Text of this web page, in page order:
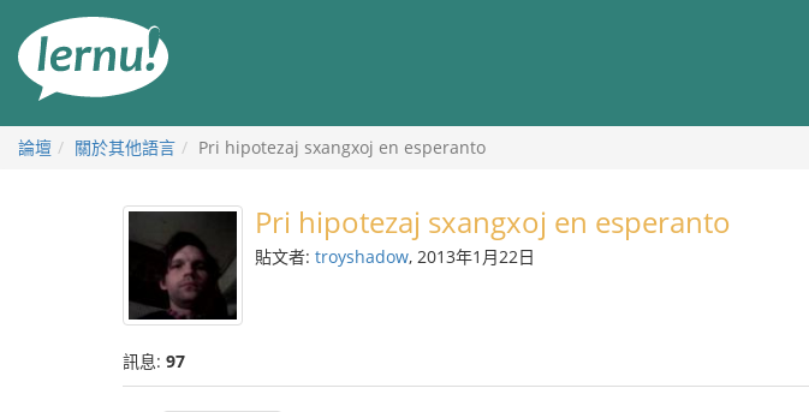
論壇 關於其他語言 Pri hipotezaj sxangxoj en esperanto
Pri hipotezaj sxangxoj en esperanto
貼文者: troyshadow, 2013年1月22日
訊息: 97